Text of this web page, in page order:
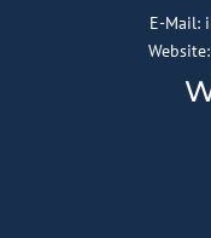
E-Mail: